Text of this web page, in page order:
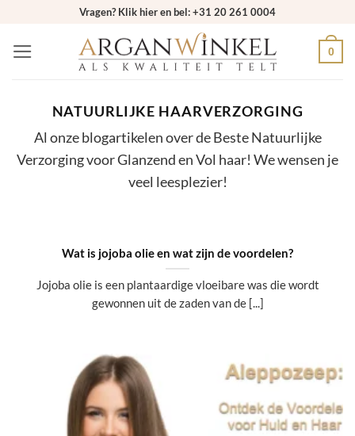
inhoud
Vragen? Klik hier en bel: +31 20 261 0004
0
NATUURLIJKE HAARVERZORGING
Al onze blogartikelen over de Beste Natuurlijke
Verzorging voor Glanzend en Vol haar! We wensen je
veel leesplezier!
Wat is jojoba olie en wat zijn de voordelen?
Jojoba olie is een plantaardige vloeibare was die wordt
gewonnen uit de zaden van de [...]